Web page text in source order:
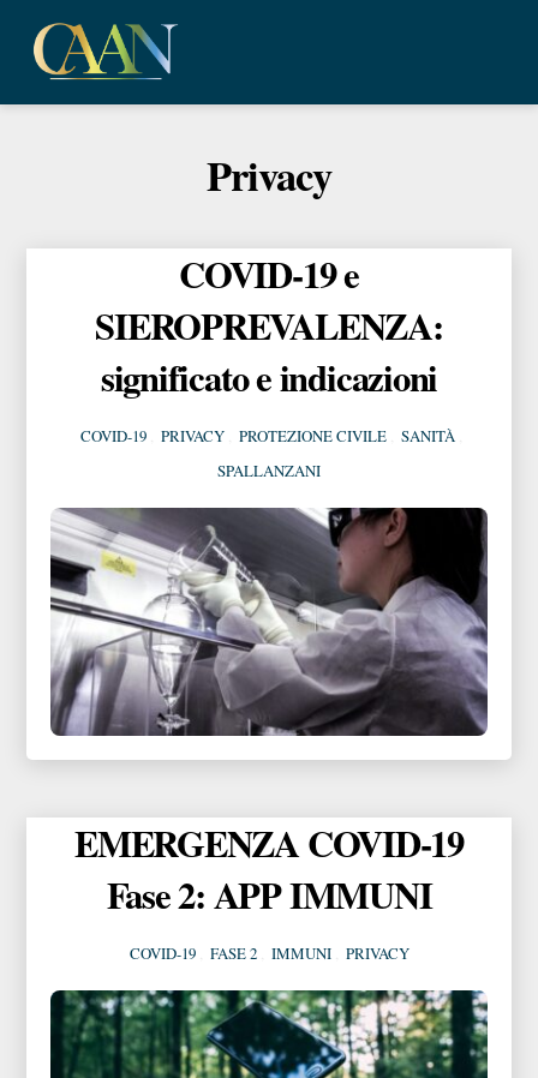
Privacy
COVID-19 e
SIEROPREVALENZA:
significato e indicazioni
COVID-19 PRIVACY PROTEZIONE CIVILE SANITÀ
SPALLANZANI
EMERGENZA COVID-19
Fase 2: APP IMMUNI
COVID-19 FASE 2 IMMUNI PRIVACY